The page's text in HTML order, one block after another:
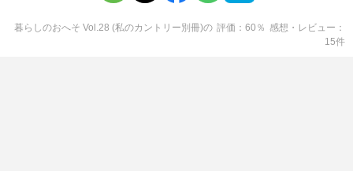
暮らしのおへそ Vol.28 (私のカントリー別冊)の 評価 60 ％ 感想・レビュー
15件